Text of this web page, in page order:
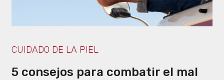
CUIDADO DE LA PIEL
5 consejos para combatir el mal